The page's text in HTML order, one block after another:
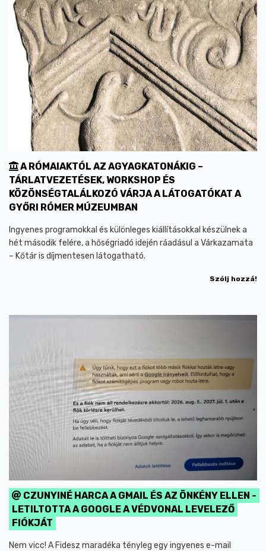
A RÓMAIAKTÓL AZ AGYAGKATONÁKIG –
TÁRLATVEZETÉSEK, WORKSHOP ÉS
KÖZÖNSÉGTALÁLKOZÓ VÁRJA A LÁTOGATÓKAT A
GYŐRI RÓMER MÚZEUMBAN
Ingyenes programokkal és különleges kiállításokkal készülnek a
hét második felére, a hőségriadó idején ráadásul a Várkazamata
– Kőtár is díjmentesen látogatható.
Szólj hozzá!
CZUNYINÉ HARCA A GMAIL ÉS AZ ÖNKÉNY ELLEN -
LETILTOTTA A GOOGLE A VÉDVONAL LEVELEZŐ
FIÓKJÁT
Nem vicc! A Fidesz maradéka tényleg egy ingyenes e-mail